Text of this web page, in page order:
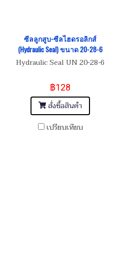
ซีลลูกสูบ-ซีลไฮดรอลิกส์
(Hydraulic Seal) ขนาด 20-28-6
Hydraulic Seal UN 20-28-6
฿128
สั่งซื้อสินค้า
เปรียบเทียบ